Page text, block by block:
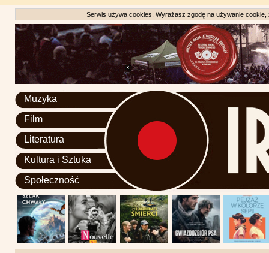
Serwis używa cookies. Wyrażasz zgodę na używanie
Muzyka
Film
Literatura
Kultura i Sztuka
Społeczność